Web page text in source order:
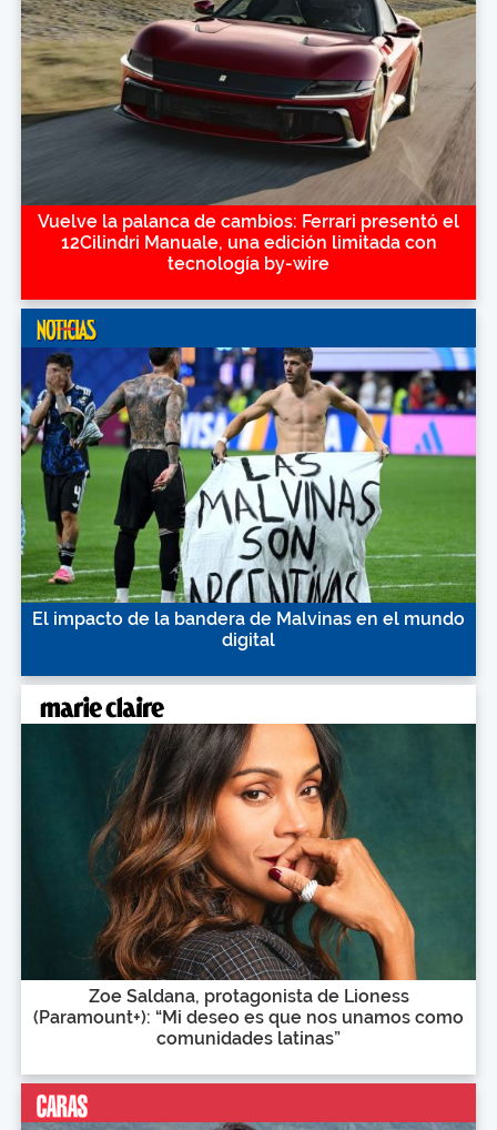
Vuelve la palanca de cambios: Ferrari presentó el
12Cilindri Manuale, una edición limitada con
tecnología by-wire
El impacto de la bandera de Malvinas en el mundo
digital
Zoe Saldana, protagonista de Lioness
(Paramount+): “Mi deseo es que nos unamos como
comunidades latinas”